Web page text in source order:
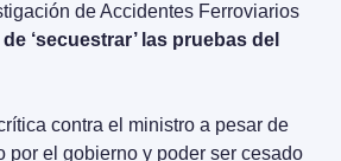
de Accidentes Ferroviarios
‘secuestrar’ las pruebas del
contra el ministro a pesar de
por el gobierno y poder ser cesado